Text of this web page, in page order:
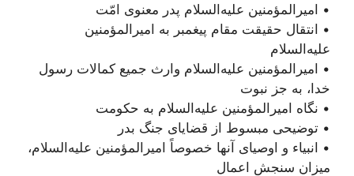
• امیرالمؤمنین علیه‌السلام پدر معنوی امّت
• انتقال حقیقت مقام پیغمبر به امیرالمؤمنین
علیه‌السلام
• امیرالمؤمنین علیه‌السلام وارث جمیع کمالات رسول
خدا، به جز نبوت
• نگاه امیرالمؤمنین علیه‌السلام به حکومت
• توضیحی مبسوط از قضایای جنگ بدر
• انبیاء و اوصیای آنها خصوصاً امیرالمؤمنین علیه‌السلام،
میزان سنجش اعمال